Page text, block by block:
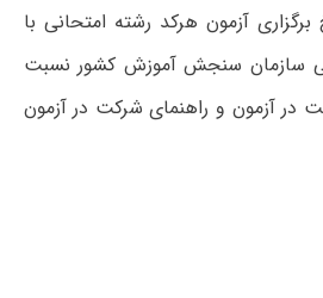
آزمون هرکد رشته امتحانی با
سازمان سنجش آموزش کشور نسبت
در آزمون و راهنمای شرکت در آزمون